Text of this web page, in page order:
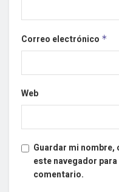
Correo electrónico *
Web
Guardar mi
este navegador
comentario.